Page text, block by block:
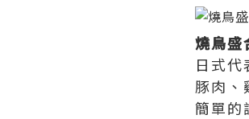
燒鳥盛
日式
豚肉、
簡單的